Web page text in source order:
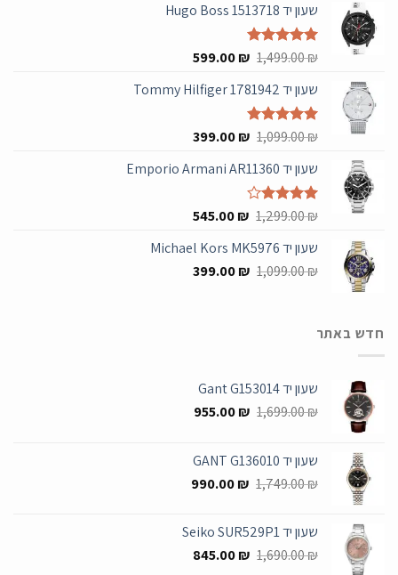
שעון יד Hugo Boss 1513718
דורג5.00
1,499.00₪
המחיר
היה:
1,499.00 ₪.
599.00₪
המחיר
הוא:
שעון יד Tommy Hilfiger 1781942
דורג5.00
1,099.00₪
המחיר
היה:
1,099.00 ₪.
399.00₪
המחיר
הוא:
שעון יד Emporio Armani AR11360
דורג4.00
1,299.00₪
המחיר
היה:
1,299.00 ₪.
545.00₪
המחיר
הוא:
545.00 ₪.
שעון יד Michael Kors MK5976
1,099.00₪
המחיר
399.00₪
המחיר
חדש באתר
שעון יד Gant G153014
1,699.00₪
המחיר
1,699.00 ₪.
955.00₪
המחיר
955.00 ₪.
שעון יד GANT G136010
1,749.00₪
המחיר
1,749.00 ₪.
990.00₪
המחיר
990.00 ₪.
שעון יד Seiko SUR529P1
1,690.00₪
המחיר
845.00₪
המחיר